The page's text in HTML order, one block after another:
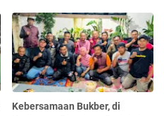
Kebersamaan Bukber, di